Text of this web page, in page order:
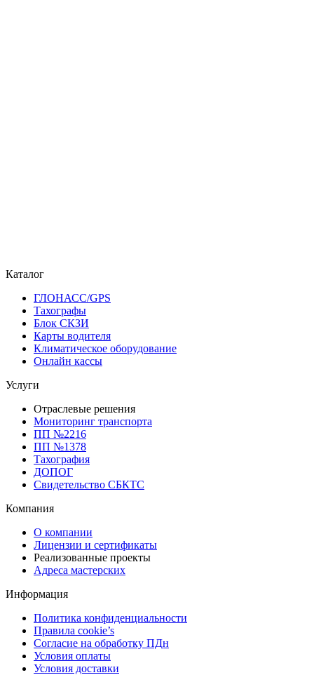
Каталог
ГЛОНАСС/GPS
Тахографы
Блок СКЗИ
Карты водителя
Климатическое оборудование
Онлайн кассы
Услуги
Отраслевые решения
Мониторинг транспорта
ПП №2216
ПП №1378
Тахография
ДОПОГ
Свидетельство СБКТС
Компания
О компании
Лицензии и сертификаты
Реализованные проекты
Адреса мастерских
Информация
Политика конфиденциальности
Правила cookie’s
Согласие на обработку ПДн
Условия оплаты
Условия доставки